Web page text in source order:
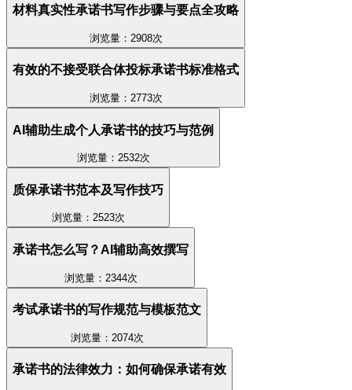
材料真实性承诺书写作步骤与要点全攻略
浏览量：2908次
有效的不接受联合体投标承诺书标准格式
浏览量：2773次
AI辅助生成个人承诺书的技巧与范例
浏览量：2532次
质保承诺书范本及写作技巧
浏览量：2523次
承诺书怎么写？AI辅助高效撰写
浏览量：2344次
考试承诺书的写作规范与模板范文
浏览量：2074次
承诺书的法律效力：如何确保承诺有效